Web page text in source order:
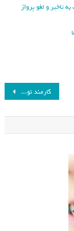
تاخیر و لغو پرواز
کارمند نوجوان گوگل با روزی یک ساعت کار ۷٫۵ میلیارد تومان درآمد دارد!